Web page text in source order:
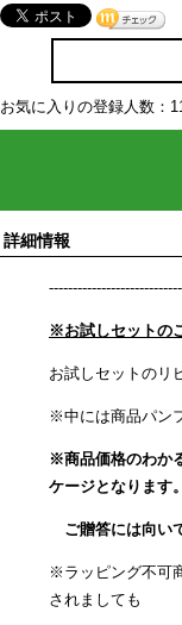
お気に入りの登録人数：
詳細情報
※お試しセットの
お試しセットのリ
※中には商品パン
※商品価格のわか
ケージとなります。
ご贈答には向い
※ラッピング不可
されましても